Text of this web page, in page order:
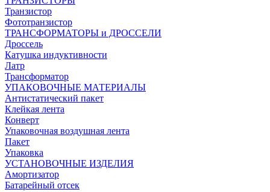
Транзистор
Фототранзистор
ТРАНСФОРМАТОРЫ и ДРОССЕЛИ
Дроссель
Катушка индуктивности
Латр
Трансформатор
УПАКОВОЧНЫЕ МАТЕРИАЛЫ
Антистатический пакет
Клейкая лента
Конверт
Упаковочная воздушная лента
Пакет
Упаковка
УСТАНОВОЧНЫЕ ИЗДЕЛИЯ
Амортизатор
Батарейный отсек